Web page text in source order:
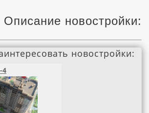
Описание новостройки:
новостройки:
4